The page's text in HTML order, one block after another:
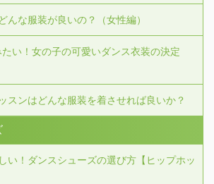
んな服装が良いの？（女性編）
い！女の子の可愛いダンス衣装の決定
スンはどんな服装を着させれば良いか？
い！ダンスシューズの選び方【ヒップホッ